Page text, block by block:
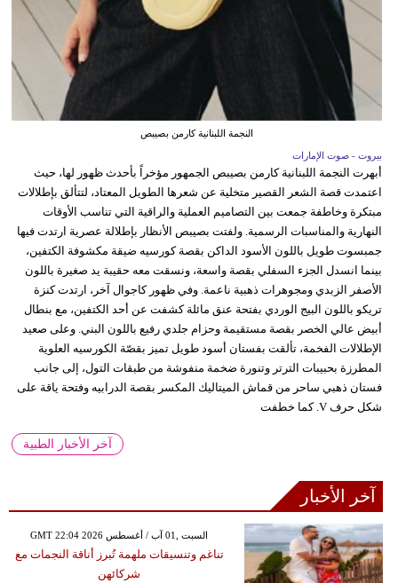
النجمة اللبنانية كارمن بصيبص
بيروت - صوت الإمارات
أبهرت النجمة اللبنانية كارمن بصيبص الجمهور مؤخراً بأحدث ظهور لها، حيث
اعتمدت قصة الشعر القصير متخلية عن شعرها الطويل المعتاد، لتتألق بإطلالات
مبتكرة وخاطفة جمعت بين التصاميم العملية والراقية التي تناسب الأوقات
النهارية والمناسبات الرسمية. ولفتت بصيبص الأنظار بإطلالة عصرية ارتدت فيها
جمبسوت طويل باللون الأسود الداكن بقصة كورسيه ضيقة مكشوفة الكتفين،
بينما انسدل الجزء السفلي بقصة واسعة، ونسقت معه حقيبة يد صغيرة باللون
الأصفر الزبدي ومجوهرات ذهبية ناعمة. وفي ظهور كاجوال آخر، ارتدت كنزة
تريكو باللون البيج الوردي بفتحة عنق مائلة كشفت عن أحد الكتفين، مع بنطال
أبيض عالي الخصر بقصة مستقيمة وحزام جلدي رفيع باللون البني. وعلى صعيد
الإطلالات الفخمة، تألقت بفستان أسود طويل تميز بقصّة الكورسيه العلوية
المطرزة بحبيبات الترتر وتنورة ضخمة منفوشة من طبقات التول، إلى جانب
فستان ذهبي ساحر من قماش الميتاليك المكسر بقصة الدرابيه وفتحة ياقة على
شكل حرف V. كما خطفت
آخر الأخبار الطبية
آخر الأخبار
GMT 22:04 2026 السبت ,01 آب / أغسطس
تناغم وتنسيقات ملهمة تُبرز أناقة النجمات مع
شركائهن